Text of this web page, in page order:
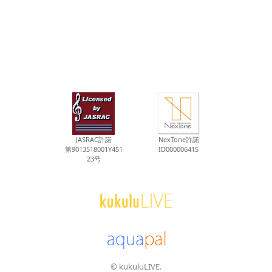
JASRAC許諾
第9013518001Y451
23号
NexTone許諾
ID000006415
© kukuluLIVE.